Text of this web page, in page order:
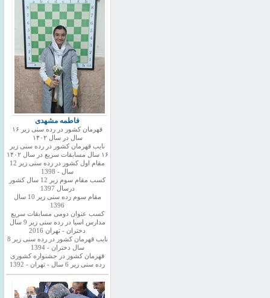
فاطمه مشهدی
قهرمان کشور در رده سنی زیر ۱۶
سال در سال ۱۴۰۲
نایب قهرمان کشور در رده سنی زیر
۱۶ سال مسابقات سریع در سال ۱۴۰۲
مقام اول کشور در رده سنی زیر 12
سال - 1398
کسب مقام سوم زیر 12 سال کشور
درسال 1397
مقام سوم رده سنی زیر 10 سال
1396
کسب عنوان دومی مسابقات سریع
مدارس اسیا در رده سنی زیر 9 سال
دختران - تهران 2016
نایب قهرمان کشور در رده سنی زیر 8
سال دختران - 1394
قهرمان کشور در جشنواره کشوری
رده سنی زیر 6 سال - تهران - 1392